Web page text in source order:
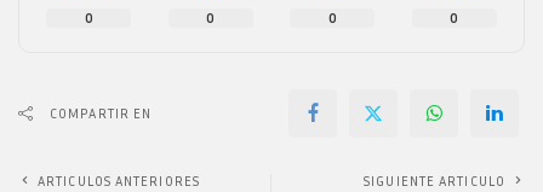
0 0 0 0
COMPARTIR EN
ARTICULOS ANTERIORES SIGUIENTE ARTICULO